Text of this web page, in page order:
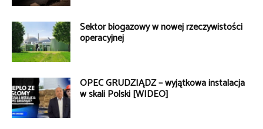
Sektor biogazowy w nowej rzeczywistości
operacyjnej
OPEC GRUDZIĄDZ – wyjątkowa instalacja
w skali Polski [WIDEO]